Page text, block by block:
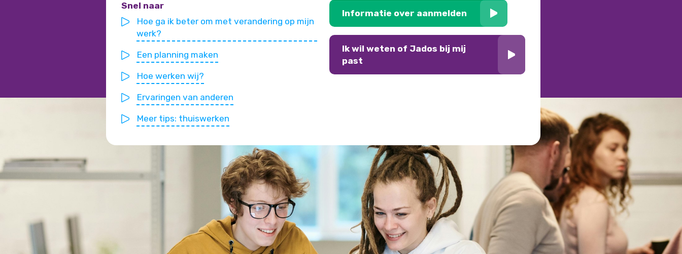
Snel naar
Hoe ga ik beter om met verandering op mijn
werk?
Een planning maken
Hoe werken wij?
Ervaringen van anderen
Meer tips: thuiswerken
Informatie over aanmelden
Ik wil weten of Jados bij mij
past